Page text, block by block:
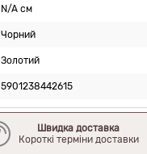
N/A см
Чорний
Золотий
5901238442615
Швидка доставка
Короткі терміни доставки